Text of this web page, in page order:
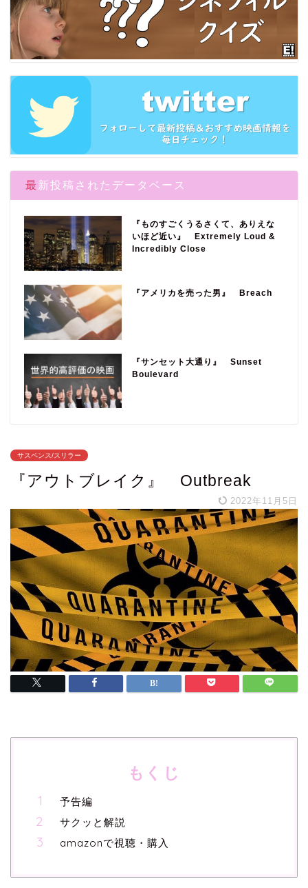
最新投稿されたデータベース
『ものすごくうるさくて、ありえな
いほど近い』 Extremely Loud &
Incredibly Close
『アメリカを売った男』 Breach
『サンセット大通り』 Sunset
Boulevard
サスペンス/スリラー
『アウトブレイク』 Outbreak
2022年11月5日
もくじ
予告編
サクッと解説
amazonで視聴・購入